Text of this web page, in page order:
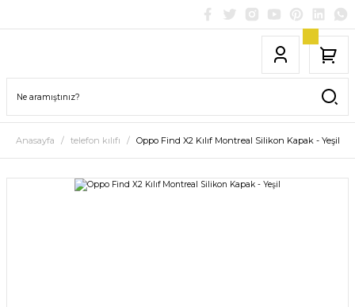
Anasayfa telefon kılıfı Oppo Find X2 Kılıf Montreal Silikon Kapak - Yeşil